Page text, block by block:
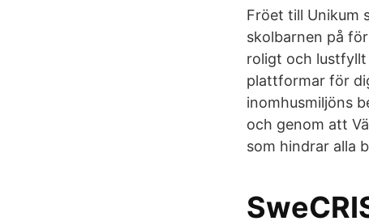
Fröet till Unikum
skolbarnen på
roligt och
plattformar för
inomhusmiljöns
och genom att
som hindrar alla